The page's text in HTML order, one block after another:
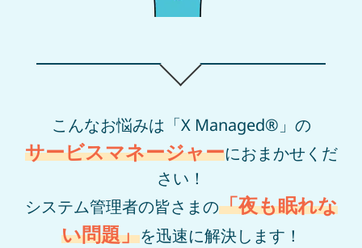
こんなお悩みは「X Managed®」の
サービスマネージャーにおまかせくだ
さい！
システム管理者の皆さまの「夜も眠れな
い問題」を迅速に解決します！